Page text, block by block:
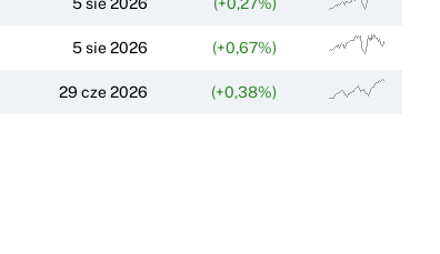
5 sie 2026 (+0,67%)
29 cze 2026 (+0,38%)